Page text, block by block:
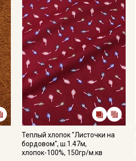
Теплый хлопок "Листочки на
бордовом", ш.1.47м,
хлопок-100%, 150гр/м.кв